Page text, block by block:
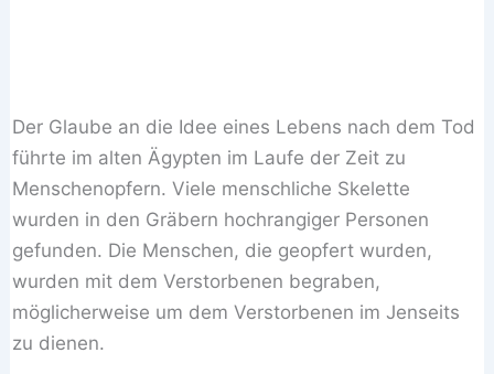
Der Glaube an die Idee eines Lebens nach dem Tod
führte im alten Ägypten im Laufe der Zeit zu
Menschenopfern. Viele menschliche Skelette
wurden in den Gräbern hochrangiger Personen
gefunden. Die Menschen, die geopfert wurden,
wurden mit dem Verstorbenen begraben,
möglicherweise um dem Verstorbenen im Jenseits
zu dienen.